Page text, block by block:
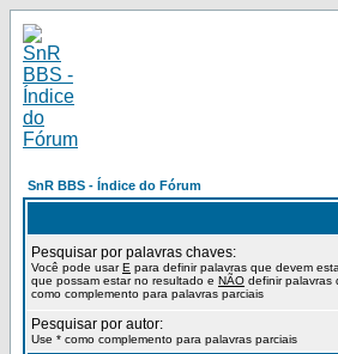
SnR BBS - Índice do Fórum
Pesquisar por palavras chaves:
Você pode usarE para definir palavras que devem
que possam estar no resultado e NÃO definir palavras
como complemento para palavras parciais
Pesquisar por autor:
Use * como complemento para palavras parciais